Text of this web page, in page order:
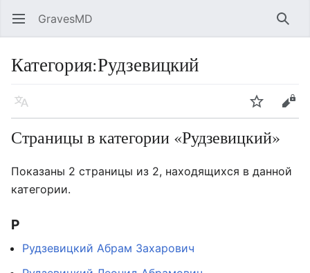
Открыть главное меню GravesMD Найти
Категория:Рудзевицкий
Язык Следить
Страницы в категории «Рудзевицкий»
Показаны 2 страницы из 2, находящихся в данной
категории.
Р
Рудзевицкий Абрам Захарович